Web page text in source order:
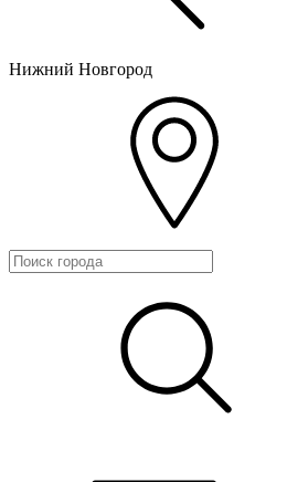
Нижний Новгород